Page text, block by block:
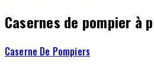
Casernes de pompier à
Caserne De Pompiers